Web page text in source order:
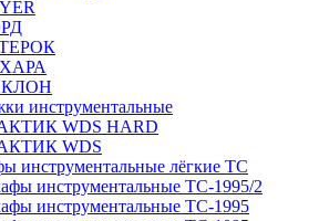
инструментальные
WDS HARD
WDS
инструментальные лёгкие ТС
инструментальные ТС-1995/2
инструментальные TC-1995